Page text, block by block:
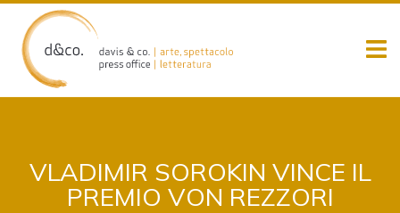
content
VLADIMIR SOROKIN VINCE IL
PREMIO VON REZZORI